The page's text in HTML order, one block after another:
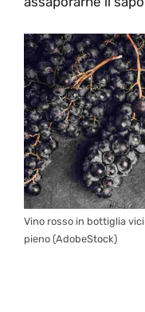
Vino rosso in bottiglia
pieno (AdobeStock)